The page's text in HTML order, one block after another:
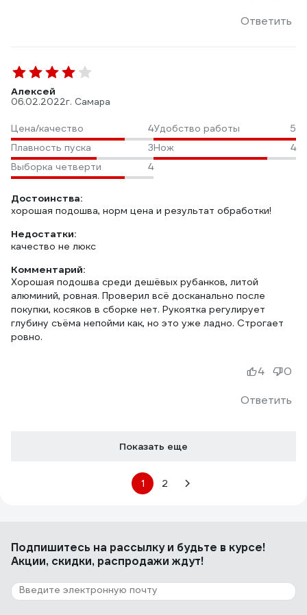
Ответить
Алексей
06.02.2022г. Самара
Цена/качество 4Удобство работы
5
Плавность пуска
3Нож
4
Выборка четверти
4
Достоинства:
хорошая подошва, норм цена и результат обработки!
Недостатки:
качество не люкс
Комментарий:
Хорошая подошва среди дешёвых рубанков, литой
алюминий, ровная. Проверил всё досканально после
покупки, косяков в сборке нет. Рукоятка регулирует
глубину съёма непойми как, но это уже ладно. Строгает
ровно.
Ответить
4 0
Показать еще
1 2
Подпишитесь на рассылкуи будьте в курсе!
Акции, скидки, распродажи ждут!